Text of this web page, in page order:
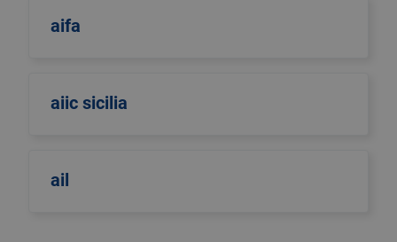
aifa
aiic sicilia
ail